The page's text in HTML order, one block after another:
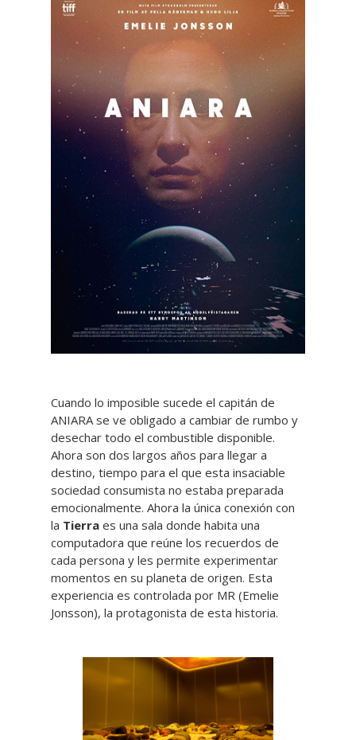
Cuando lo imposible sucede el capitán de
ANIARA se ve obligado a cambiar de rumbo y
desechar todo el combustible disponible.
Ahora son dos largos años para llegar a
destino, tiempo para el que esta insaciable
sociedad consumista no estaba preparada
emocionalmente. Ahora la única conexión con
la Tierra es una sala donde habita una
computadora que reúne los recuerdos de
cada persona y les permite experimentar
momentos en su planeta de origen. Esta
experiencia es controlada por MR (Emelie
Jonsson), la protagonista de esta historia.